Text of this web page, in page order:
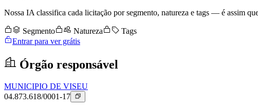
Nossa IA classifica cada licitação por segmento, natureza e tags — é assim
Segmento Natureza
Tags
Entrar para ver grátis
Órgão responsável
MUNICIPIO DE VISEU
04.873.618/0001-17